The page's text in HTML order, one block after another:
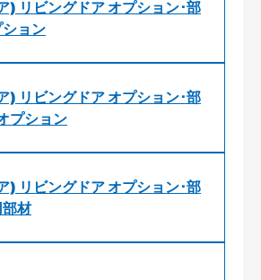
リビングドア オプション･部
ョン
リビングドア オプション･部
プション
リビングドア オプション･部
材